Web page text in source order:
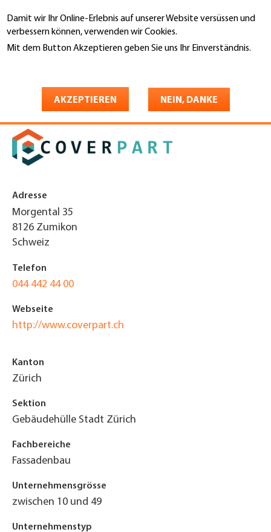
Damit wir Ihr Online-Erlebnis auf unserer Website versüssen und
verbessern können, verwenden wir Cookies.
Mit dem Button Akzeptieren geben Sie uns Ihr Einverständnis.
AKZEPTIEREN NEIN, DANKE
zum
Inhalt
Coverpart AG
Adresse
Morgental 35
8126 Zumikon
Schweiz
Telefon
044 442 44 00
Webseite
http://www.coverpart.ch
Kanton
Zürich
Sektion
Gebäudehülle Stadt Zürich
Fachbereiche
Fassadenbau
Unternehmensgrösse
zwischen 10 und 49
Unternehmenstyp